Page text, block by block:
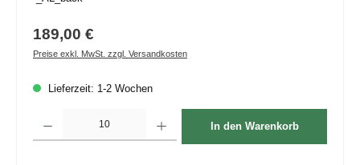
189,00 €
Preise exkl. MwSt. zzgl. Versandkosten
Lieferzeit: 1-2 Wochen
In den Warenkorb